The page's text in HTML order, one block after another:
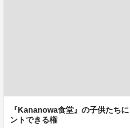
『Kananowa食堂』の子供たち
ントできる権